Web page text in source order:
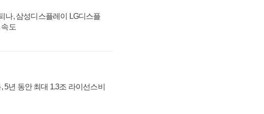
나, 삼성디스플레이 LG디스플
도
년 동안 최대 1.3조 라이선스비